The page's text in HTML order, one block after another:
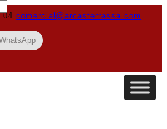
04 comercial@arcasterrassa.com